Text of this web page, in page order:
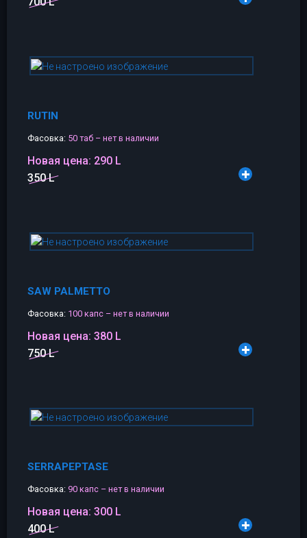
RUTIN
Фасовка: 50 таб – нет в наличии
Новая цена: 290 L
350 L
SAW PALMETTO
Фасовка: 100 капс – нет в наличии
Новая цена: 380 L
750 L
SERRAPEPTASE
Фасовка: 90 капс – нет в наличии
Новая цена: 300 L
400 L